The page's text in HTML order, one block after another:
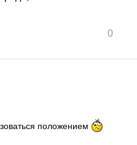
0
положением